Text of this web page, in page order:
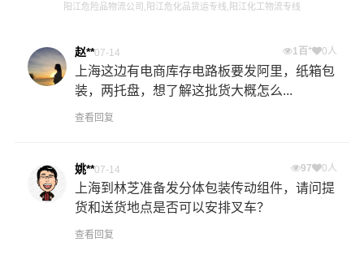
阳江危险品物流公司,阳江危化品货运专线,阳江化工物流专线
赵**07-14 1百+ 0人
上海这边有电商库存电路板要发阿里，纸箱包
装，两托盘，想了解这批货大概怎么...
查看回复
姚**07-14 97 0人
上海到林芝准备发分体包装传动组件，请问提
货和送货地点是否可以安排叉车？
查看回复